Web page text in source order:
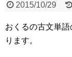
2015/10/29
おくるの古文単
ります。